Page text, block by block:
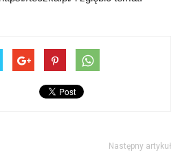
Następny artykuł